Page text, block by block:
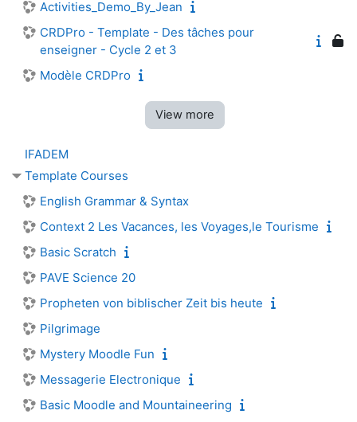
Activities_Demo_By_Jean
CRDPro - Template - Des tâches pour
enseigner - Cycle 2 et 3
Modèle CRDPro
View more
IFADEM
Template Courses
English Grammar & Syntax
Context 2 Les Vacances, les Voyages,le Tourisme
Basic Scratch
PAVE Science 20
Propheten von biblischer Zeit bis heute
Pilgrimage
Mystery Moodle Fun
Messagerie Electronique
Basic Moodle and Mountaineering